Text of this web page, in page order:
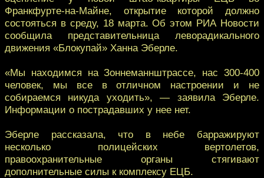
Франкфурте-на-Майне, открытие которой должно
состояться в среду, 18 марта. Об этом РИА Новости
сообщила представительница леворадикального
движения «Блокупай» Ханна Эберле.
«Мы находимся на Зоннеманнштрассе, нас 300-400
человек, мы все в отличном настроении и не
собираемся никуда уходить», — заявила Эберле.
Информации о пострадавших у нее нет.
Эберле рассказала, что в небе барражируют
несколько полицейских вертолетов,
правоохранительные органы стягивают
дополнительные силы к комплексу ЕЦБ.